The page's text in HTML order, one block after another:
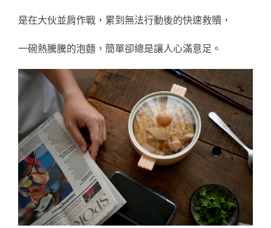
是在大伙並肩作戰，累到無法行動後的快速救贖，
一碗熱騰騰的泡麵，簡單卻總是讓人心滿意足。